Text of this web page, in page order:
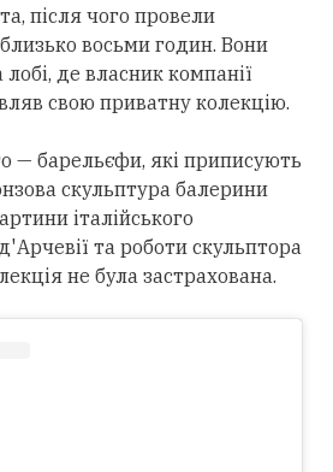
після чого провели
близько восьми годин. Вони
де власник компанії
свою приватну колекцію.
— барельєфи, які приписують
скульптура балерини
італійського
та роботи скульптора
не була застрахована.